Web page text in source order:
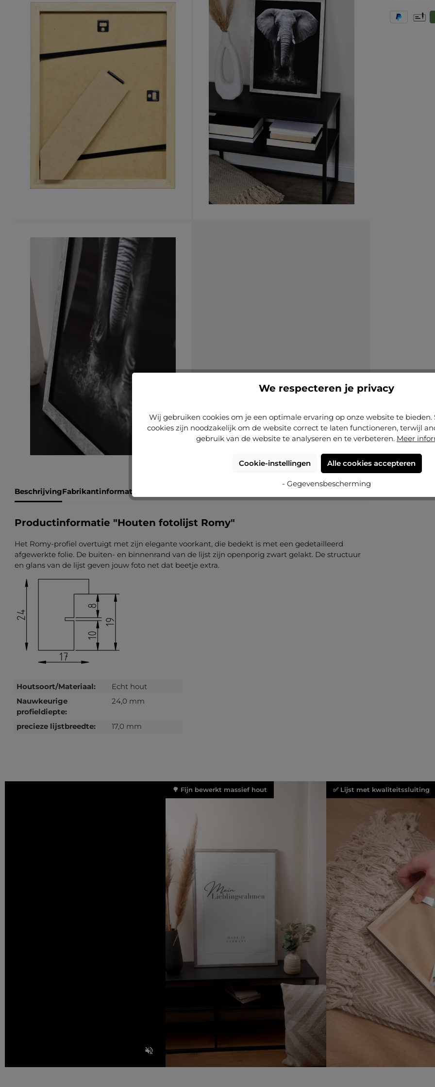
BeschrijvingFabrikantinformatie
Productinformatie "Houten fotolijst Romy"
Het Romy-profiel overtuigt met zijn elegante voorkant, die bedekt is met een gedetailleerd
afgewerkte folie. De buiten- en binnenrand van de lijst zijn openporig zwart gelakt. De structuur
en glans van de lijst geven jouw foto net dat beetje extra.
Houtsoort/Materiaal:
Echt hout
Nauwkeurige
profieldiepte:
24,0 mm
precieze lijstbreedte: 17,0 mm
PayPal
🌳 Fijn bewerkt massief hout ✅ Lijst met kwaliteitssluiting
We respecteren je privacy
Wij gebruiken cookies om je een optimale ervaring op onze website te bieden.
cookies zijn noodzakelijk om de website correct te laten functioneren, terwijl
gebruik van de website te analyseren en te verbeteren. Meer
Cookie-instellingen Alle cookies accepteren
- Gegevensbescherming